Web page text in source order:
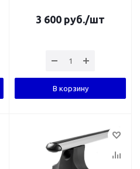
3 600 руб./шт
В корзину